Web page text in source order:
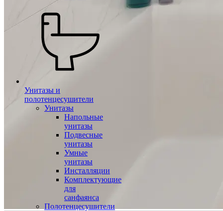
Унитазы и
полотенцесушители
Унитазы
Напольные
унитазы
Подвесные
унитазы
Умные
унитазы
Инсталляции
Комплектующие
для
санфаянса
Полотенцесушители